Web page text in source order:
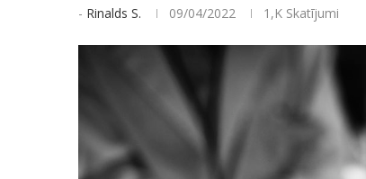
- Rinalds S. 09/04/2022 1,K Skatījumi